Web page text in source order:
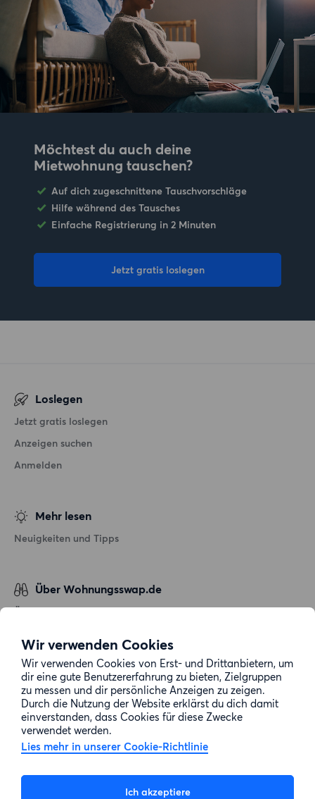
Wir verwenden Cookies
Wir verwenden Cookies von Erst- und Drittanbietern, um
dir eine gute Benutzererfahrung zu bieten, Zielgruppen
zu messen und dir persönliche Anzeigen zu zeigen.
Durch die Nutzung der Website erklärst du dich damit
einverstanden, dass Cookies für diese Zwecke
verwendet werden.
Lies mehr in unserer Cookie-Richtlinie
Ich akzeptiere
Möchtest du auch deine
Mietwohnung tauschen?
Auf dich zugeschnittene Tauschvorschläge
Hilfe während des Tausches
Einfache Registrierung in 2 Minuten
Jetzt gratis loslegen
Loslegen
Jetzt gratis loslegen
Anzeigen suchen
Anmelden
Mehr lesen
Neuigkeiten und Tipps
Über Wohnungsswap.de
Über uns
Datenschutz
Cookie-Richtlinie
Sitemap